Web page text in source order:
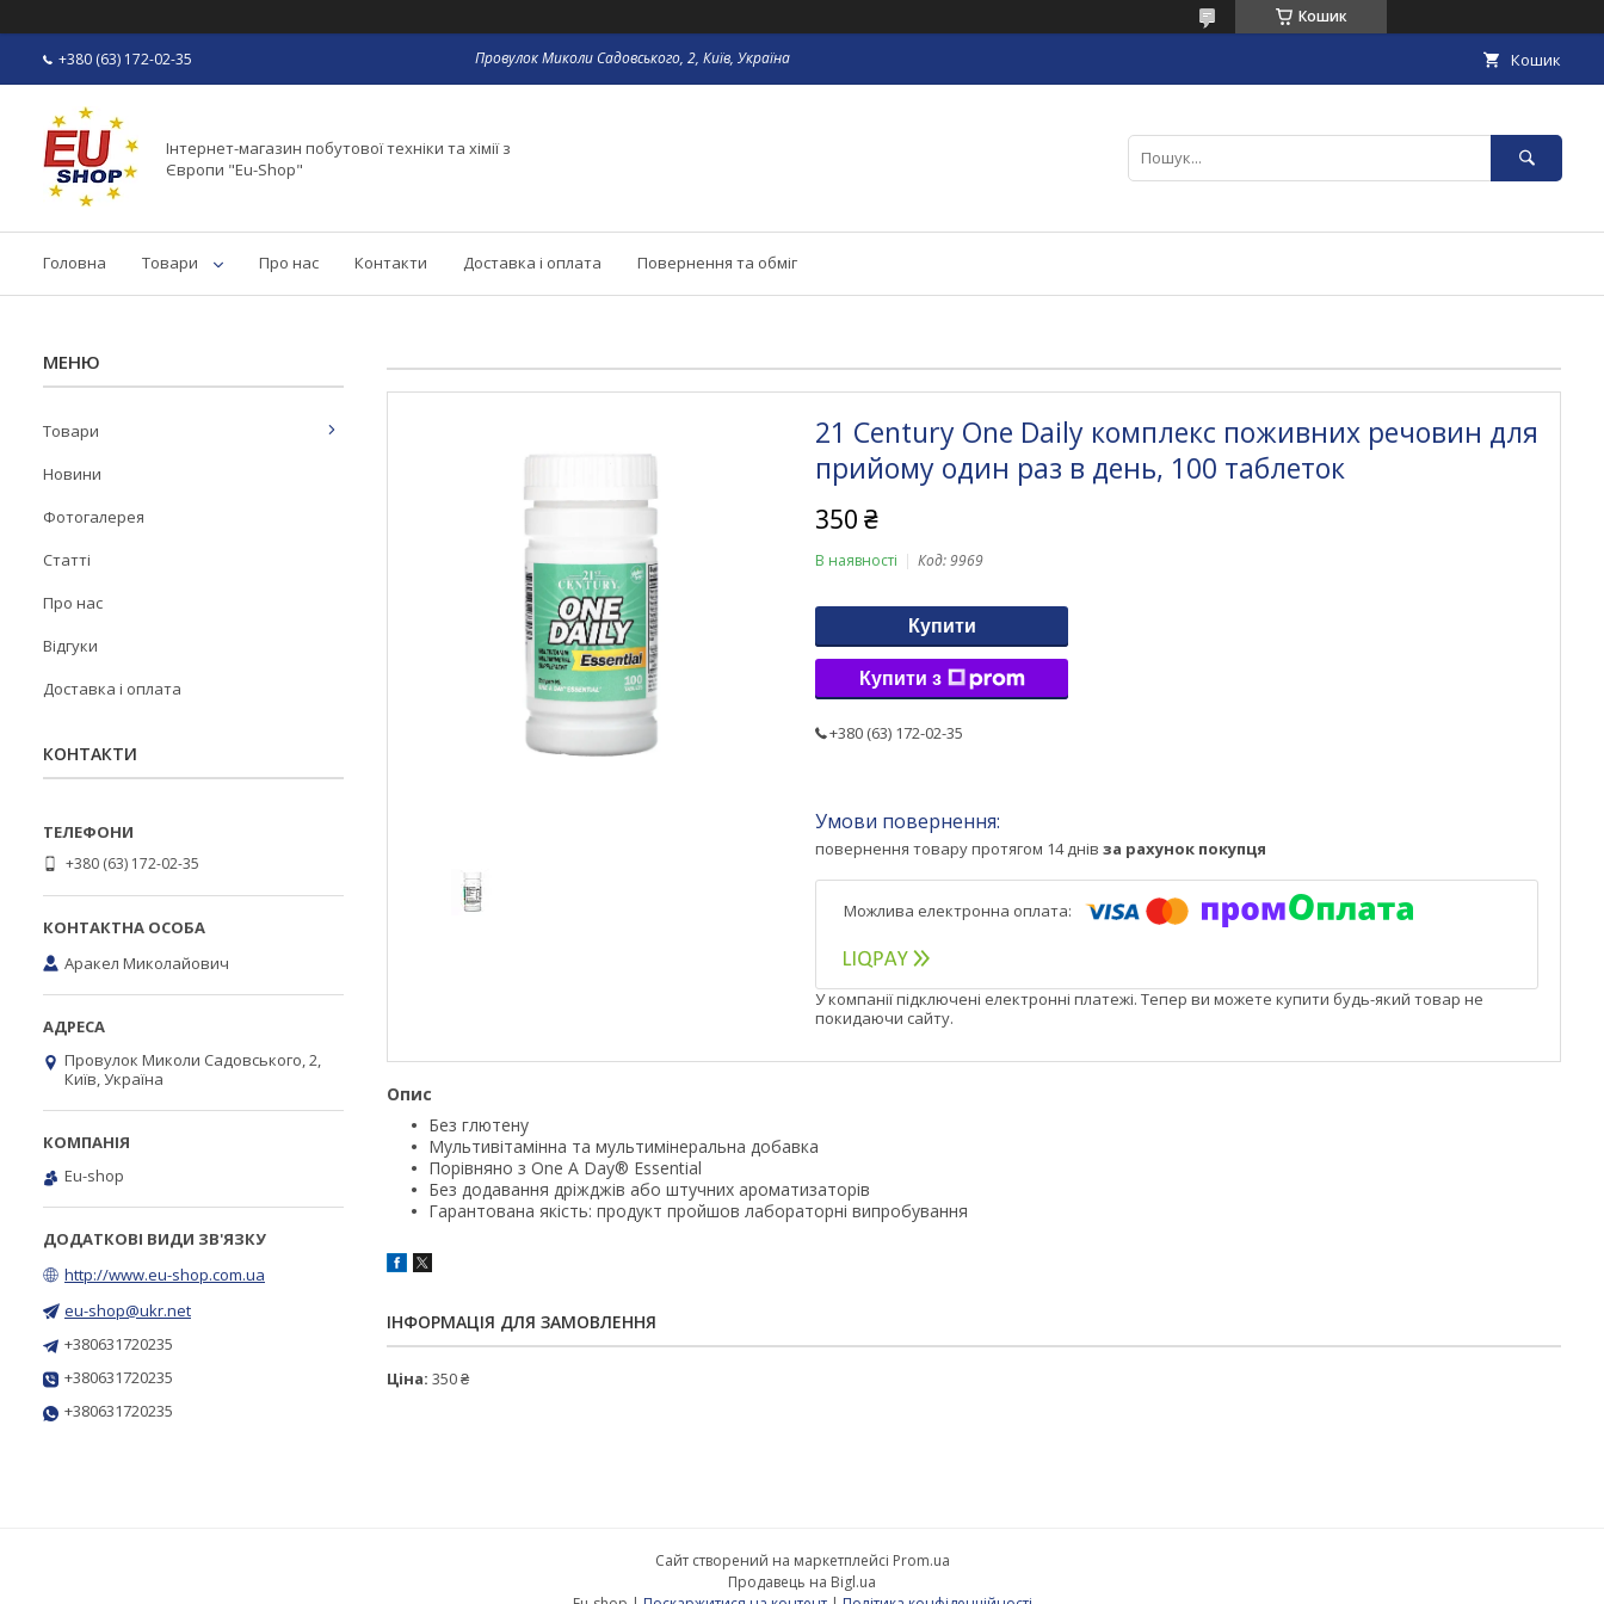
Кошик
+380 (63) 172-02-35 Провулок Миколи Садовського, 2, Київ, Україна Кошик
Інтернет-магазин побутової техніки та хімії з
Європи "Eu-Shop"
Головна Товари Про нас Контакти Доставка і оплата Повернення та обміг
21 Century One Daily комплекс поживних речовин для
прийому один раз в день, 100 таблеток
350 ₴
В наявності Код:9969
Купити
Купити з
+380 (63) 172-02-35
повернення товару протягом 14 днів за рахунок покупця
У компанії підключені електронні платежі. Тепер ви можете купити будь-який товар не
покидаючи сайту.
Опис
Без глютену
Мультивітамінна та мультимінеральна добавка
Порівняно з One A Day® Essential
Без додавання дріжджів або штучних ароматизаторів
Гарантована якість: продукт пройшов лабораторні випробування
ІНФОРМАЦІЯ ДЛЯ ЗАМОВЛЕННЯ
Ціна: 350 ₴
Товари
Новини
Фотогалерея
Статті
Про нас
Відгуки
Доставка і оплата
КОНТАКТИ
+380 (63) 172-02-35
Аракел Миколайович
Провулок Миколи Садовського, 2,
Київ, Україна
Eu-shop
http://www.eu-shop.com.ua
eu-shop@ukr.net
+380631720235
+380631720235
+380631720235
Сайт створений на маркетплейсі Prom.ua
Продавець на Bigl.ua